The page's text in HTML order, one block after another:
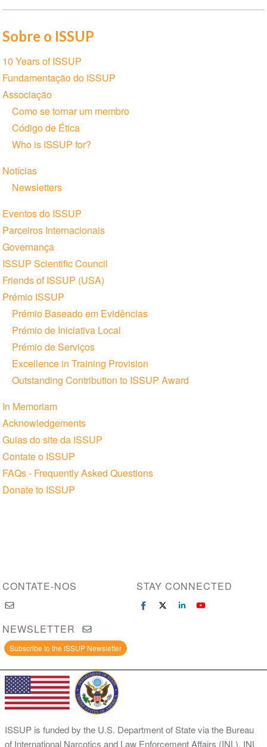
Sobre o ISSUP
Seção
de
Navegação
10 Years of ISSUP
Fundamentação do ISSUP
Associação
Como se tornar um membro
Código de Ética
Who is ISSUP for?
Notícias
Newsletters
Eventos do ISSUP
Parceiros Internacionais
Governança
ISSUP Scientific Council
Friends of ISSUP (USA)
Prémio ISSUP
Prémio Baseado em Evidências
Prémio de Iniciativa Local
Prémio de Serviços
Excellence in Training Provision
Outstanding Contribution to ISSUP Award
In Memoriam
Acknowledgements
Guias do site da ISSUP
Contate o ISSUP
FAQs - Frequently Asked Questions
Donate to ISSUP
CONTATE-NOS STAY CONNECTED
NEWSLETTER
Subscribe to the ISSUP Newsletter
ISSUP is funded by the U.S. Department of State via the Bureau
of International Narcotics and Law Enforcement Affairs (INL). INL